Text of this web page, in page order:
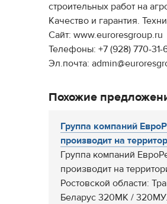
строительных работ на
Качество и гарантия.
Сайт: www.euroresgroup.ru
Телефоны: +7 (928) 770-31-
Эл.почта:
Похожие
Группа компаний
производит на
Группа компаний
производит на
Ростовской области:
Беларус 320МК /